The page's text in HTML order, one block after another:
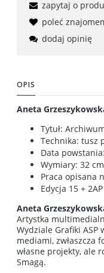
zapytaj o
poleć
dodaj opinię
OPIS
Aneta
Tytuł:
Technika: tusz
Data
Wymiary: 32
Praca opisana
Edycja 15 + 2AP
Aneta
Artystka
Wydziale Grafiki ASP
mediami, zwłaszcza
własne projekty, ale
Smagą.